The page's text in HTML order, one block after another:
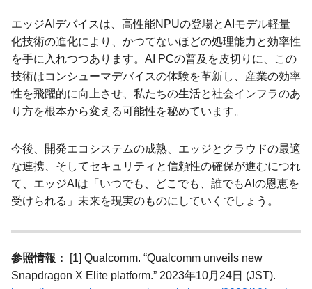
エッジAIデバイスは、高性能NPUの登場とAIモデル軽量
化技術の進化により、かつてないほどの処理能力と効率性
を手に入れつつあります。AI PCの普及を皮切りに、この
技術はコンシューマデバイスの体験を革新し、産業の効率
性を飛躍的に向上させ、私たちの生活と社会インフラのあ
り方を根本から変える可能性を秘めています。
今後、開発エコシステムの成熟、エッジとクラウドの最適
な連携、そしてセキュリティと信頼性の確保が進むにつれ
て、エッジAIは「いつでも、どこでも、誰でもAIの恩恵を
受けられる」未来を現実のものにしていくでしょう。
参照情報：
[1] Qualcomm. “Qualcomm unveils new
Snapdragon X Elite platform.” 2023年10月24日 (JST).